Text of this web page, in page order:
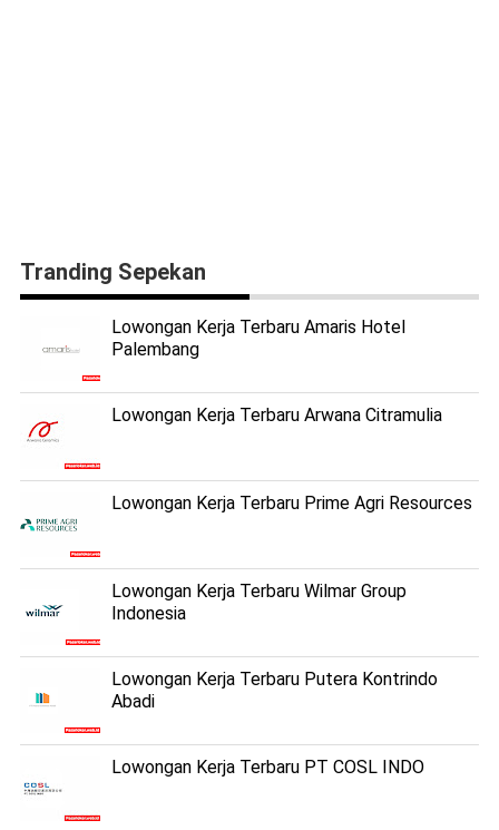
Tranding Sepekan
Lowongan Kerja Terbaru Amaris Hotel
Palembang
Lowongan Kerja Terbaru Arwana Citramulia
Lowongan Kerja Terbaru Prime Agri Resources
Lowongan Kerja Terbaru Wilmar Group
Indonesia
Lowongan Kerja Terbaru Putera Kontrindo
Abadi
Lowongan Kerja Terbaru PT COSL INDO